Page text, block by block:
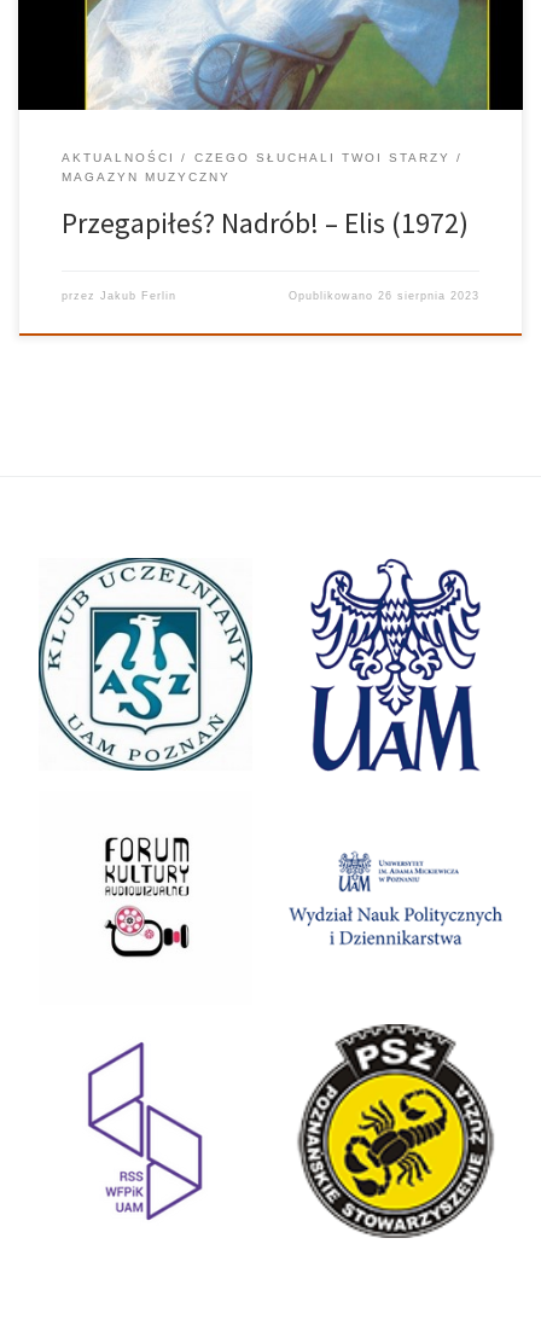
AKTUALNOŚCI
CZEGO SŁUCHALI TWOI STARZY
MAGAZYN MUZYCZNY
Przegapiłeś? Nadrób! – Elis (1972)
przez Jakub Ferlin Opublikowano 26 sierpnia 2023